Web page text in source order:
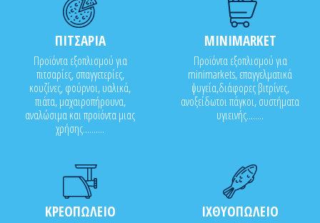
ΠΙΤΣΑΡΙΑ
Προϊόντα εξοπλισμού για
πιτσαρίες, σπαγγετερίες,
κουζίνες, φούρνοι, υαλικά,
πιάτα, μαχαιροπήρουνα,
αναλώσιμα και προϊόντα μιας
χρήσης..........
MINIMARKET
Προϊόντα εξοπλισμού για
minimarkets, επαγγελματικά
ψυγεία,διάφορες βιτρίνες,
ανοξείδωτοι πάγκοι, συστήματα
υγιεινής........
ΚΡΕΟΠΩΛΕΙΟ ΙΧΘΥΟΠΩΛΕΙΟ